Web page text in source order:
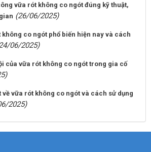
vữa rót không co ngót đúng kỹ thuật,
(26/06/2025)
co ngót phổ biến hiện nay và cách
06/2025)
của vữa rót không co ngót trong gia cố
vữa rót không co ngót và cách sử dụng
2025)